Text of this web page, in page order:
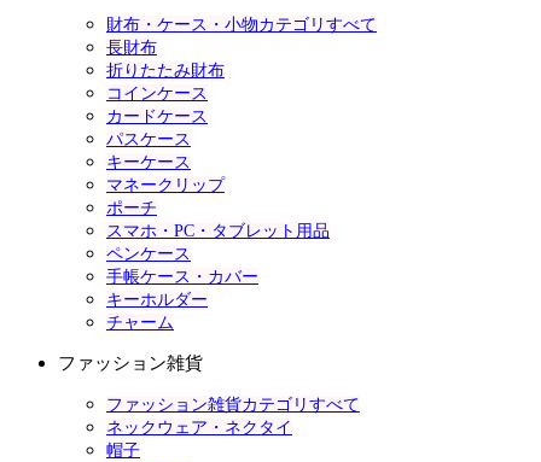
財布・ケース・小物カテゴリすべて
長財布
折りたたみ財布
コインケース
カードケース
パスケース
キーケース
マネークリップ
ポーチ
スマホ・PC・タブレット用品
ペンケース
手帳ケース・カバー
キーホルダー
チャーム
ファッション雑貨
ファッション雑貨カテゴリすべて
ネックウェア・ネクタイ
帽子